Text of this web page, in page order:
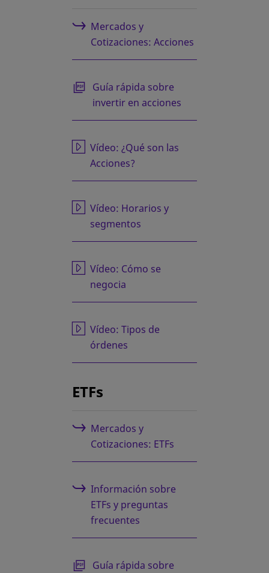
Mercados y
Cotizaciones: Acciones
Guía rápida sobre
invertir en acciones
se abre en una pestaña nueva
Vídeo: ¿Qué son las
Acciones?
se abre en una pestaña nueva
Vídeo: Horarios y
segmentos
se abre en una pestaña nueva
Vídeo: Cómo se
negocia
se abre en una pestaña nueva
Vídeo: Tipos de
órdenes
se abre en una pestaña nueva
ETFs
Mercados y
Cotizaciones: ETFs
Información sobre
ETFs y preguntas
frecuentes
Guía rápida sobre
se abre en una pestaña nueva